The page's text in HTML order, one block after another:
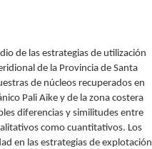
de las estrategias de utilización
de la Provincia de Santa
de núcleos recuperados en
Pali Aike y de la zona costera
diferencias y similitudes entre
como cuantitativos. Los
en las estrategias de explotación